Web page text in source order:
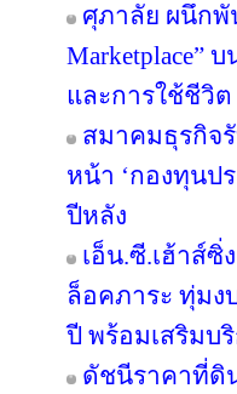
ศุภาลัย ผนึกพั
Marketplace”
และการใช้ชีวิ
สมาคมธุรกิจรั
หน้า ‘กองทุนป
ปีหลัง
เอ็น.ซี.เฮ้าส์
ล็อคภาระ ทุ่มง
ปี พร้อมเสริมบ
ดัชนีราคาที่ดิ